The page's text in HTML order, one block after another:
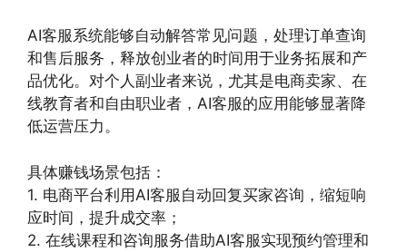
AI客服系统能够自动解答常见问题，处理订单查询
和售后服务，释放创业者的时间用于业务拓展和产
品优化。对个人副业者来说，尤其是电商卖家、在
线教育者和自由职业者，AI客服的应用能够显著降
低运营压力。
具体赚钱场景包括：
1. 电商平台利用AI客服自动回复买家咨询，缩短响
应时间，提升成交率；
2. 在线课程和咨询服务借助AI客服实现预约管理和